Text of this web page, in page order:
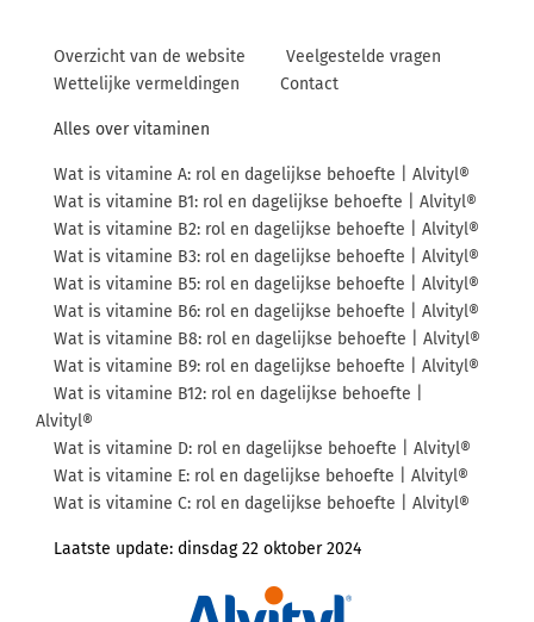
Overzicht van de website
Veelgestelde vragen
Wettelijke vermeldingen
Contact
Alles over vitaminen
Wat is vitamine A: rol en dagelijkse behoefte | Alvityl®
Wat is vitamine B1: rol en dagelijkse behoefte | Alvityl®
Wat is vitamine B2: rol en dagelijkse behoefte | Alvityl®
Wat is vitamine B3: rol en dagelijkse behoefte | Alvityl®
Wat is vitamine B5: rol en dagelijkse behoefte | Alvityl®
Wat is vitamine B6: rol en dagelijkse behoefte | Alvityl®
Wat is vitamine B8: rol en dagelijkse behoefte | Alvityl®
Wat is vitamine B9: rol en dagelijkse behoefte | Alvityl®
Wat is vitamine B12: rol en dagelijkse behoefte |
Alvityl®
Wat is vitamine D: rol en dagelijkse behoefte | Alvityl®
Wat is vitamine E: rol en dagelijkse behoefte | Alvityl®
Wat is vitamine C: rol en dagelijkse behoefte | Alvityl®
Laatste update: dinsdag 22 oktober 2024